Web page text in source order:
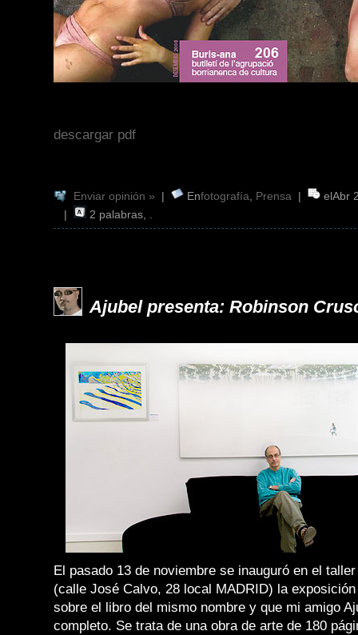
descargar pdf
Enviar opinión » | Enfotografía Prensa |
elAbr
|
2 palabras, .
Ajubel presenta: Robinson
El pasado 13 de noviembre se inauguró en el
(calle José Calvo, 28 local MADRID) la
sobre el libro del mismo nombre y que mi amigo
completo. Se trata de una obra de arte de 180